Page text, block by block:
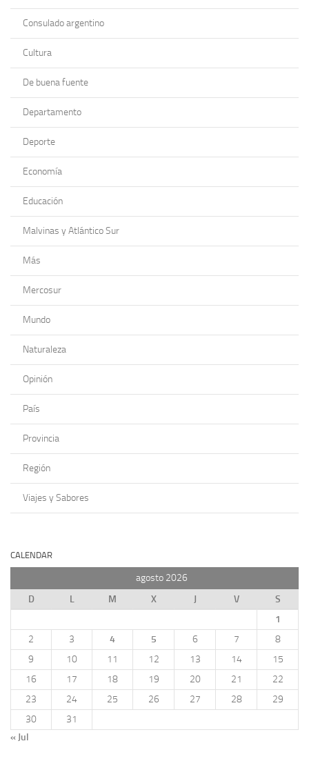
Consulado argentino
Cultura
De buena fuente
Departamento
Deporte
Economía
Educación
Malvinas y Atlántico Sur
Más
Mercosur
Mundo
Naturaleza
Opinión
País
Provincia
Región
Viajes y Sabores
CALENDAR
agosto 2026
D
L M X J V
S
1
2
3 4 5 6 7
8
9
10 11 12 13 14
15
16
17 18 19 20 21
22
23
24 25 26 27 28
29
30
31
« Jul